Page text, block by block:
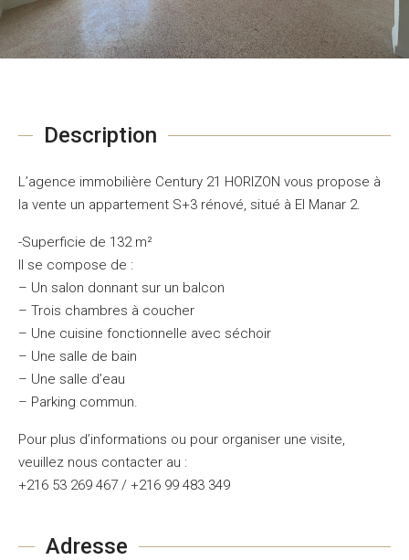
Description
L’agence immobilière Century 21 HORIZON vous propose à
la vente un appartement S+3 rénové, situé à El Manar 2.
-Superficie de 132 m²
Il se compose de :
– Un salon donnant sur un balcon
– Trois chambres à coucher
– Une cuisine fonctionnelle avec séchoir
– Une salle de bain
– Une salle d’eau
– Parking commun.
Pour plus d’informations ou pour organiser une visite,
veuillez nous contacter au :
+216 53 269 467 / +216 99 483 349
Adresse